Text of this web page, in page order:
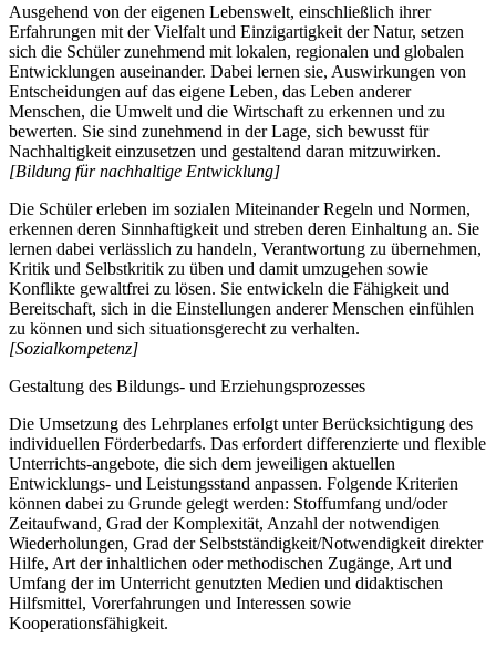
Ausgehend von der eigenen Lebenswelt, einschließlich ihrer
Erfahrungen mit der Vielfalt und Einzigartigkeit der Natur, setzen
sich die Schüler zunehmend mit lokalen, regionalen und globalen
Entwicklungen auseinander. Dabei lernen sie, Auswirkungen von
Entscheidungen auf das eigene Leben, das Leben anderer
Menschen, die Umwelt und die Wirtschaft zu erkennen und zu
bewerten. Sie sind zunehmend in der Lage, sich bewusst für
Nachhaltigkeit einzusetzen und gestaltend daran mitzuwirken.
[Bildung für nachhaltige Entwicklung]
Die Schüler erleben im sozialen Miteinander Regeln und Normen,
erkennen deren Sinnhaftigkeit und streben deren Einhaltung an. Sie
lernen dabei verlässlich zu handeln, Verantwortung zu übernehmen,
Kritik und Selbstkritik zu üben und damit umzugehen sowie
Konflikte gewaltfrei zu lösen. Sie entwickeln die Fähigkeit und
Bereitschaft, sich in die Einstellungen anderer Menschen einfühlen
zu können und sich situationsgerecht zu verhalten.
[Sozialkompetenz]
Gestaltung des Bildungs- und Erziehungsprozesses
Die Umsetzung des Lehrplanes erfolgt unter Berücksichtigung des
individuellen Förderbedarfs. Das erfordert differenzierte und flexible
Unterrichts-angebote, die sich dem jeweiligen aktuellen
Entwicklungs- und Leistungsstand anpassen. Folgende Kriterien
können dabei zu Grunde gelegt werden: Stoffumfang und/oder
Zeitaufwand, Grad der Komplexität, Anzahl der notwendigen
Wiederholungen, Grad der Selbstständigkeit/Notwendigkeit direkter
Hilfe, Art der inhaltlichen oder methodischen Zugänge, Art und
Umfang der im Unterricht genutzten Medien und didaktischen
Hilfsmittel, Vorerfahrungen und Interessen sowie
Kooperationsfähigkeit.